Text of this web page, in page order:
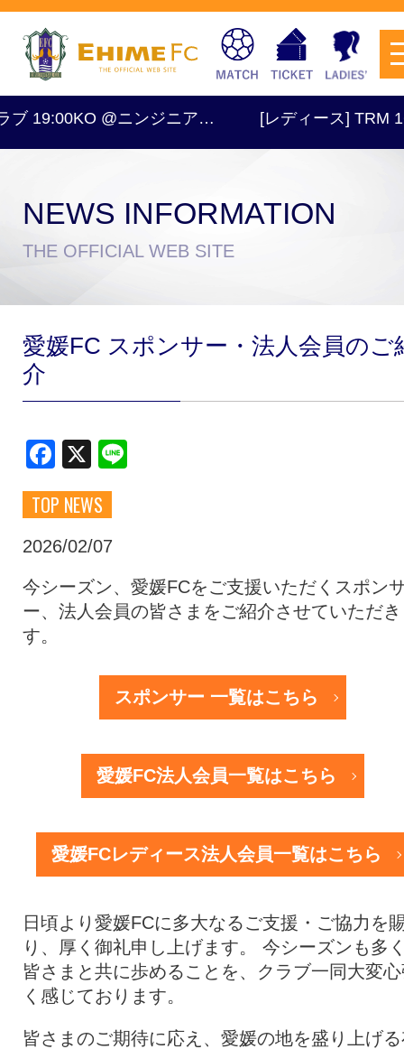
スクール
チケットを購入
スポンサー グッズ
特設ページ
@ニンジニア… [レディース] TRM
NEWS INFORMATION
THE OFFICIAL WEB SITE
愛媛FC スポンサー・法人会員のご
介
Facebook
X
TOP NEWS
2026/02/07
今シーズン、愛媛FCをご支援いただくスポン
ー、法人会員の皆さまをご紹介させていただ
す。
スポンサー 一覧はこちら
愛媛FC法人会員一覧はこちら
愛媛FCレディース法人会員一覧はこちら
日頃より愛媛FCに多大なるご支援・ご協力を
り、厚く御礼申し上げます。 今シーズンも多
皆さまと共に歩めることを、クラブ一同大変
く感じております。
皆さまのご期待に応え、愛媛の地を盛り上げ